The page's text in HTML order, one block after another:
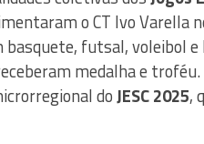
o CT Ivo Varella
futsal, voleibol e
medalha e
doJESC 2025,